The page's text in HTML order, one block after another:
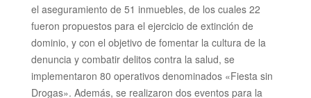
el aseguramiento de 51 inmuebles, de los cuales 22
fueron propuestos para el ejercicio de extinción de
dominio, y con el objetivo de fomentar la cultura de la
denuncia y combatir delitoscontra la salud, se
implementaron 80 operativos denominados «Fiesta sin
Drogas». Además, se realizaron dos eventos para la